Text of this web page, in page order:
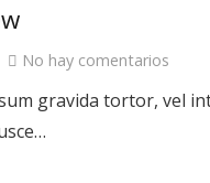
No hay comentarios
gravida tortor, vel